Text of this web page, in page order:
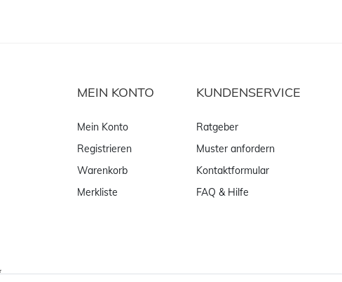
MEIN KONTO
Mein Konto
Registrieren
Warenkorb
Merkliste
KUNDENSERVICE
Ratgeber
Muster anfordern
Kontaktformular
FAQ & Hilfe